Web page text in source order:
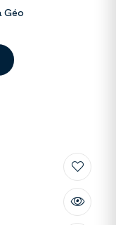
Géo